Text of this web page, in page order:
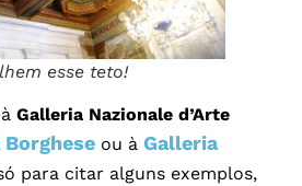
esse teto!
Galleria Nazionale d’Arte
ou à Galleria
para citar alguns exemplos,